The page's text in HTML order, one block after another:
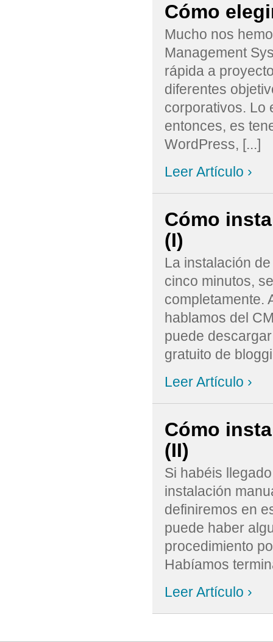
Cómo
Mucho nos
Management
rápida a
diferentes
corporativos. Lo
entonces, es
WordPress, [...]
Leer Artículo ›
Cómo
(I)
La instalación
cinco minutos,
completamente.
hablamos del
puede
gratuito de
Leer Artículo ›
Cómo
(II)
Si habéis
instalación
definiremos en
puede haber
procedimiento
Habíamos
Leer Artículo ›